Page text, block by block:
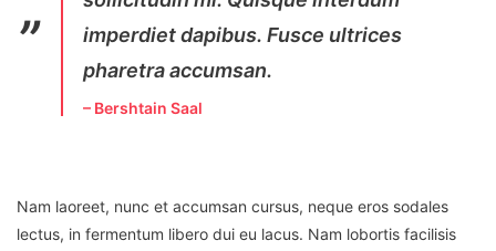
imperdiet dapibus. Fusce ultrices
pharetra accumsan.
– Bershtain Saal
Nam laoreet, nunc et accumsan cursus, neque eros sodales
lectus, in fermentum libero dui eu lacus. Nam lobortis facilisis